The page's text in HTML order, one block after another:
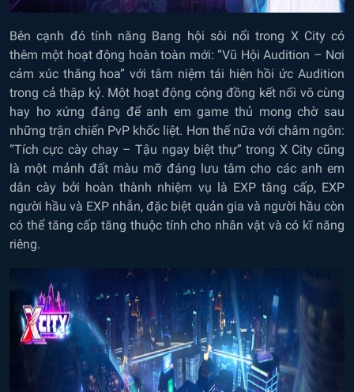
Bên cạnh đó tính năng Bang hội sôi nổi trong X City có
thêm một hoạt động hoàn toàn mới: “Vũ Hội Audition – Nơi
cảm xúc thăng hoa” với tâm niệm tái hiện hồi ức Audition
trong cả thập kỷ. Một hoạt động cộng đồng kết nối vô cùng
hay ho xứng đáng để anh em game thủ mong chờ sau
những trận chiến PvP khốc liệt. Hơn thế nữa với châm ngôn:
“Tích cực cày chay – Tậu ngay biệt thự” trong X City cũng
là một mảnh đất màu mỡ đáng lưu tâm cho các anh em
dân cày bởi hoàn thành nhiệm vụ là EXP tăng cấp, EXP
người hầu và EXP nhẫn, đặc biệt quản gia và người hầu còn
có thể tăng cấp tăng thuộc tính cho nhân vật và có kĩ năng
riêng.